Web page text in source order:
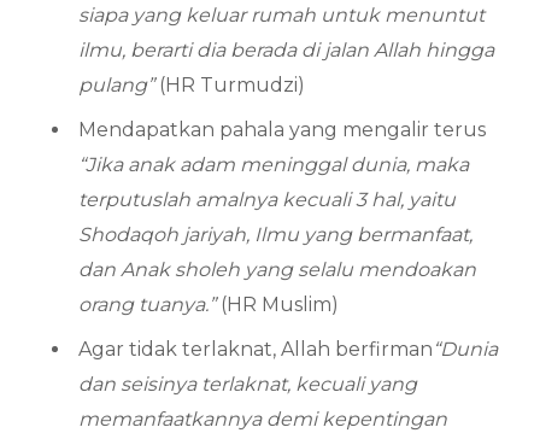
siapa yang keluar rumah untuk menuntut
ilmu, berarti dia berada di jalan Allah hingga
pulang”(HR Turmudzi)
Mendapatkan pahala yang mengalir terus
“Jika anak adam meninggal dunia, maka
terputuslah amalnya kecuali 3 hal, yaitu
Shodaqoh jariyah, Ilmu yang bermanfaat,
dan Anak sholeh yang selalu mendoakan
orang tuanya.” (HR Muslim)
Agar tidak terlaknat, Allah berfirman “Dunia
dan seisinya terlaknat, kecuali yang
memanfaatkannya demi kepentingan